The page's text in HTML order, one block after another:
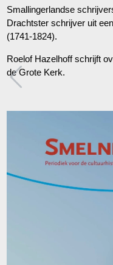
Smallingerlandse
Drachtster schrijver uit
(1741-1824).
Roelof Hazelhoff schrijft
de Grote Kerk.